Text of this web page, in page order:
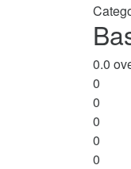
0.0
0
0
0
0
0